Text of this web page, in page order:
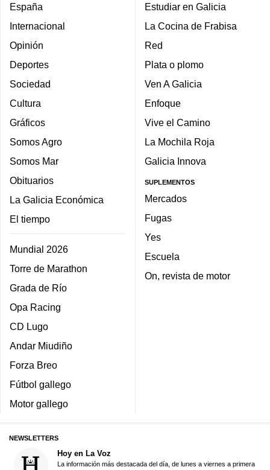
España
Internacional
Opinión
Deportes
Sociedad
Cultura
Gráficos
Somos Agro
Somos Mar
Obituarios
La Galicia Económica
El tiempo
Mundial 2026
Torre de Marathon
Grada de Río
Opa Racing
CD Lugo
Andar Miudiño
Forza Breo
Fútbol gallego
Motor gallego
Estudiar en Galicia
La Cocina de Frabisa
Red
Plata o plomo
Ven A Galicia
Enfoque
Vive el Camino
La Mochila Roja
Galicia Innova
SUPLEMENTOS
Mercados
Fugas
Yes
Escuela
On, revista de motor
NEWSLETTERS
Hoy en La Voz
La información más destacada del día, de lunes a viernes a primera